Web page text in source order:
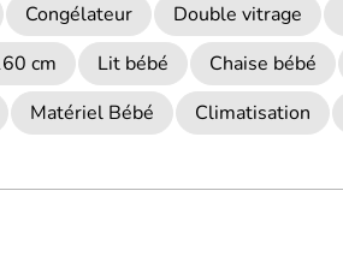
Congélateur Double vitrage
cm Lit bébé Chaise bébé
Matériel Bébé Climatisation